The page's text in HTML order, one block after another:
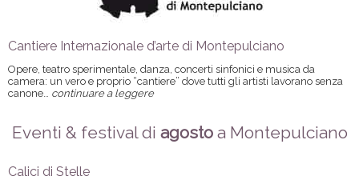
Cantiere Internazionale d’arte di Montepulciano
Opere, teatro sperimentale, danza, concerti sinfonici e musica da
camera: un vero e proprio “cantiere” dove tutti gli artisti lavorano senza
canone… continuare a leggere
Eventi & festival di agostoa Montepulciano
Calici di Stelle